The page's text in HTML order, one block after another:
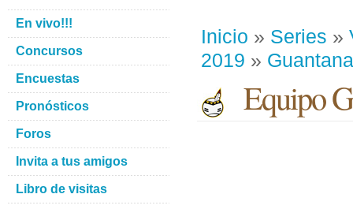
Inicio » Series »
2019 »
Equipo
En vivo!!!
Concursos
Encuestas
Pronósticos
Foros
Invita a tus amigos
Libro de visitas